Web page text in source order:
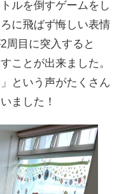
ルを倒すゲームをし
に飛ばず悔しい表情
周目に突入すると
ことが出来ました。
という声がたくさん
ました！